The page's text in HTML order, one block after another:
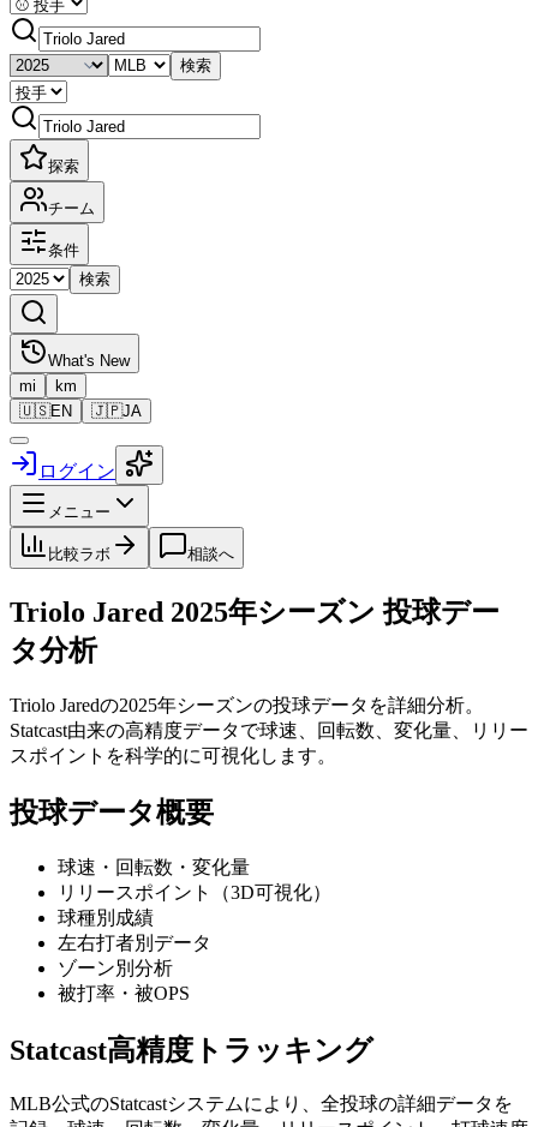
検索
探索
チーム
条件
検索
What's New
mi
km
🇺🇸EN 🇯🇵JA
ログイン
メニュー
比較ラボ 相談へ
Triolo Jared 2025年シーズン 投球デー
タ分析
Triolo Jaredの2025年シーズンの投球データを詳細分析。
Statcast由来の高精度データで球速、回転数、変化量、リリー
スポイントを科学的に可視化します。
投球データ概要
球速・回転数・変化量
リリースポイント（3D可視化）
球種別成績
左右打者別データ
ゾーン別分析
被打率・被OPS
Statcast高精度トラッキング
MLB公式のStatcastシステムにより、全投球の詳細データを